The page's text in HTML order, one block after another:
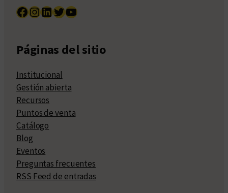
Facebook InstagramLinkedIn Twitter YouTube
Páginas del sitio
Institucional
Gestión abierta
Recursos
Puntos de venta
Catálogo
Blog
Eventos
Preguntas frecuentes
RSS Feed de entradas